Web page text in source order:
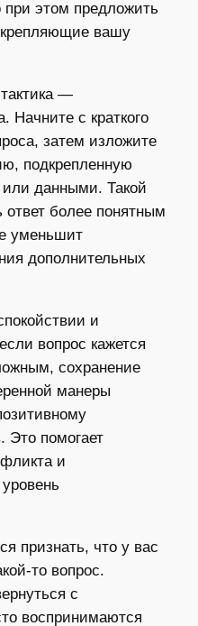
этом предложить
вашу
—
Начните с краткого
затем изложите
подкрепленную
данными. Такой
ответ более понятным
уменьшит
дополнительных
и
вопрос кажется
сохранение
манеры
Это помогает
и
признать, что у вас
то вопрос.
с
воспринимаются